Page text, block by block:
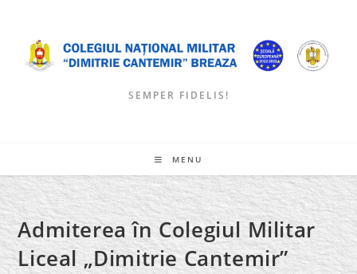
content
SEMPER FIDELIS!
MENU
Admiterea în Colegiul Militar
Liceal „Dimitrie Cantemir”